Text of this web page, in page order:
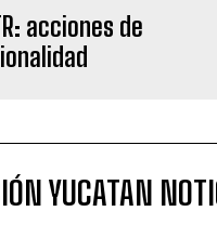
acciones de
YUCATAN